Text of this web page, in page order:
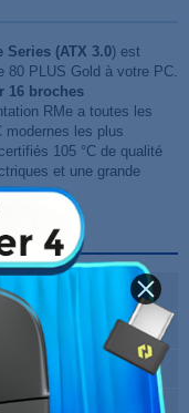
(ATX 3.0) est
80 PLUS Gold à votre PC.
16 broches
RMe a toutes les
modernes les plus
105 °C de qualité
et une grande